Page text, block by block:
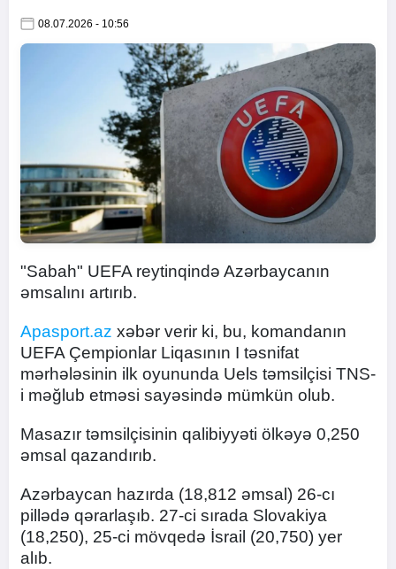
08.07.2026 - 10:56
"Sabah" UEFA reytinqində Azərbaycanın
əmsalını artırıb.
Apasport.az xəbər verir ki, bu, komandanın
UEFA Çempionlar Liqasının I təsnifat
mərhələsinin ilk oyununda Uels təmsilçisi TNS-
i məğlub etməsi sayəsində mümkün olub.
Masazır təmsilçisinin qalibiyyəti ölkəyə 0,250
əmsal qazandırıb.
Azərbaycan hazırda (18,812 əmsal) 26-cı
pillədə qərarlaşıb. 27-ci sırada Slovakiya
(18,250), 25-ci mövqedə İsrail (20,750) yer
alıb.